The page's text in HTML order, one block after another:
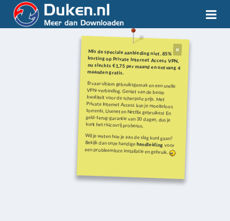
Mis de speciale aanbieding niet. 85%
korting op Private Internet Access VPN,
nu slechts €1,75 per maand en ontvang 4
maanden gratis.
Ervaar ultiem gebruiksgemak en een snelle
VPN-verbinding. Geniet van de beste
kwaliteit voor de scherpste prijs. Met
Private Internet Access kun je moeiteloos
torrents, Usenet en Netflix gebruiken! En
geld-terug-garantie van 30 dagen, dus je
kunt het risicovrij proberen.
Wil je weten hoe je aan de slag kunt gaan?
Bekijk dan onze handigehandleiding voor
een probleemloze installatie en gebruik.